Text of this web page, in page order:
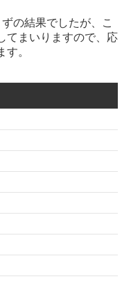
の結果でしたが、こ
てまいりますので、応
。